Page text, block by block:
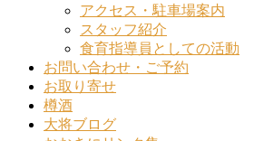
アクセス・駐車場案内
スタッフ紹介
食育指導員としての活動
お問い合わせ・ご予約
お取り寄せ
樽酒
大将ブログ